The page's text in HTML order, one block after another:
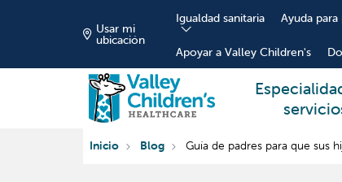
Usar mi
ubicación
Igualdad sanitaria Ayuda
Apoyar a Valley Children's
Inicio Blog Guía de padres para que sus